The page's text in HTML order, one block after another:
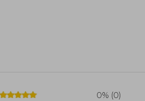
0% (0)